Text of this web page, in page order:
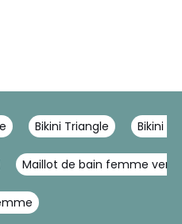
Bikini Triangle Bikini
Maillot de bain femme